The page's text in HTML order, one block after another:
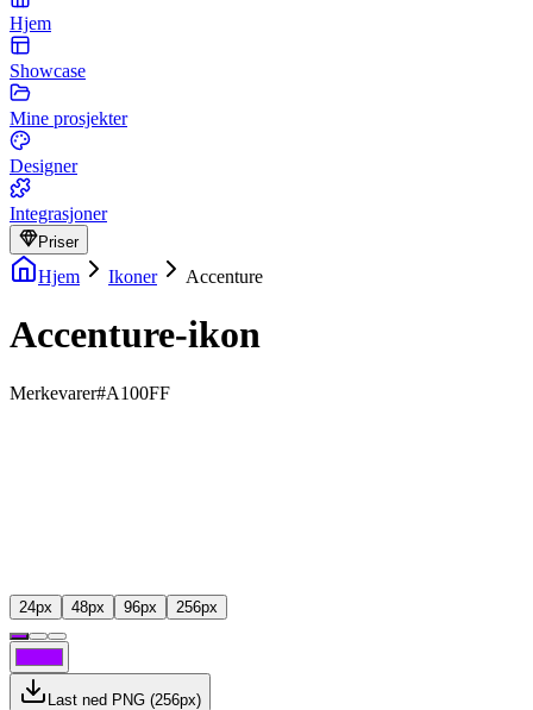
Hjem
Showcase
Mine prosjekter
Designer
Integrasjoner
Priser
Hjem Ikoner Accenture
Accenture-ikon
Merkevarer#A100FF
24px 48px 96px 256px
Last ned PNG (256px)